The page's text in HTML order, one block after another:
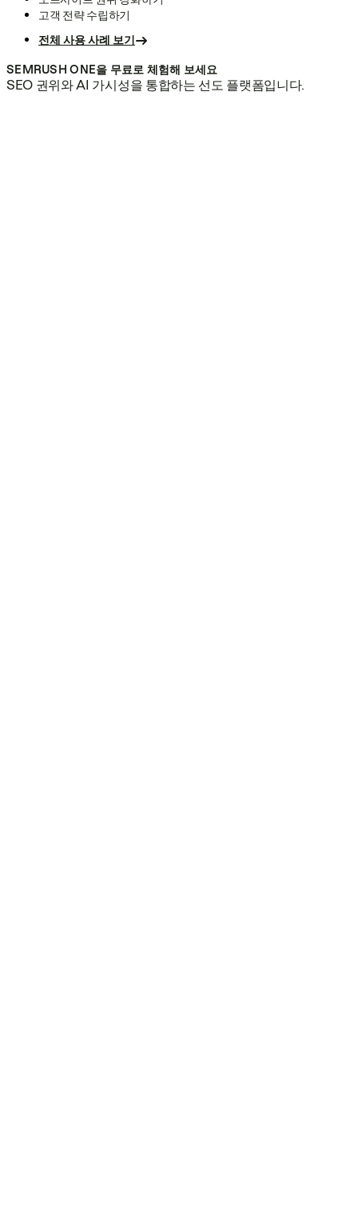
고객 전략 수립하기
전체 사용 사례 보기
SEMRUSH ONE을 무료로 체험해 보세요
SEO 권위와 AI 가시성을 통합하는 선도 플랫폼입니다.